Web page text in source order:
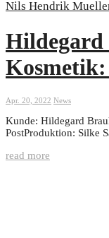
Apr. 20, 2022 News
Kunde: Hildegard
PostProduktion: Silke
read more